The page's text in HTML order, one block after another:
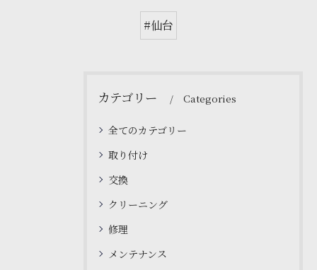
#仙台
カテゴリー Categories
全てのカテゴリー
取り付け
交換
クリーニング
修理
メンテナンス